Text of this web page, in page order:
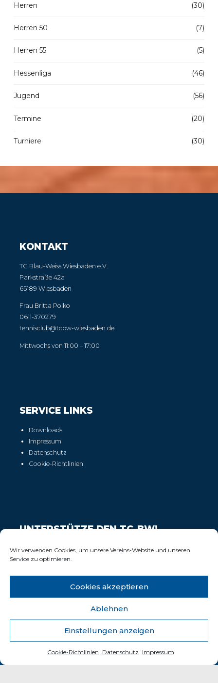
Wir verwenden Cookies, um unsere Vereins-Website und unseren
Service zu optimieren.
Cookies akzeptieren
Ablehnen
Einstellungen anzeigen
Cookie-Richtlinien Datenschutz Impressum
Herren (30)
Herren 50 (7)
Herren 55 (5)
Hessenliga (46)
Jugend (56)
Termine (20)
Turniere (30)
KONTAKT
TC Blau-Weiss Wiesbaden e.V.
Parkstraße 42a
65189 Wiesbaden
Frau Britta Polko
0611-370279
tennisclub@tcbw-wiesbaden.de
Mittwochs von 11:00 – 17:00
SERVICE LINKS
Downloads
Impressum
Datenschutz
Cookie-Richtlinien
UNTERSTÜTZE DEN TC-BW!
Wir freuen uns über Deinen Support!
© 2025 Tennisclub Blau-Weiss Wiesbaden e.V.